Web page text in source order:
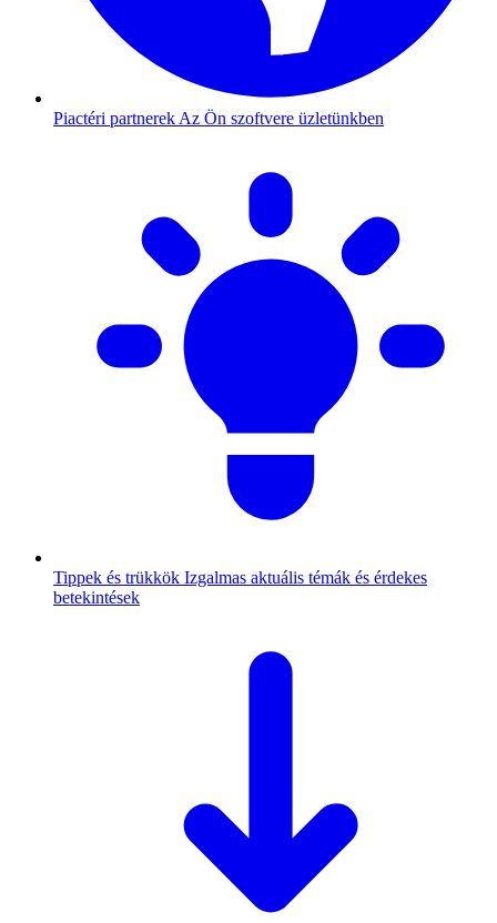
Piactéri partnerek Az Ön szoftvere üzletünkben
Tippek és trükkök Izgalmas aktuális témák és érdekes
betekintések